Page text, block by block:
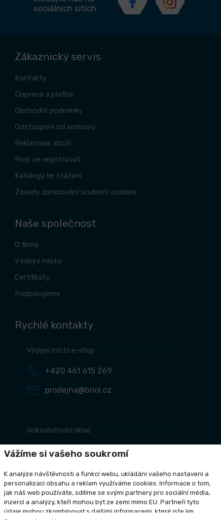
sociálních sítích
Zákaznický servis
Kontakty
Doprava a platba
Obchodní podmínky
Odstoupení od smlouvy
Reklamace zboží
Proč se registrovat
Katalogy ke stažení
Zásady zpracování souborů cookies
Naše společnost
O firmě
Výdejní místo
Certifikáty
Podporujeme
Rychlé kontakty
Výdejní místo e-shop
+420 461 615 269
prodejna@briol.cz
Velkoobchodní sklad
+420 461 634 161
+420 461 634 381
odbyt@briol.cz
Vážíme si vašeho soukromí
K analýze návštěvnosti a funkcí webu, ukládání vašeho nastavení a
personalizaci obsahu a reklam využíváme cookies. Informace o tom,
jak náš web používáte, sdílíme se svými partnery pro sociální média,
inzerci a analýzy, kteří mohou být ze zemí mimo EU. Partneři tyto
údaje mohou zkombinovat s dalšími informacemi, které jste jim